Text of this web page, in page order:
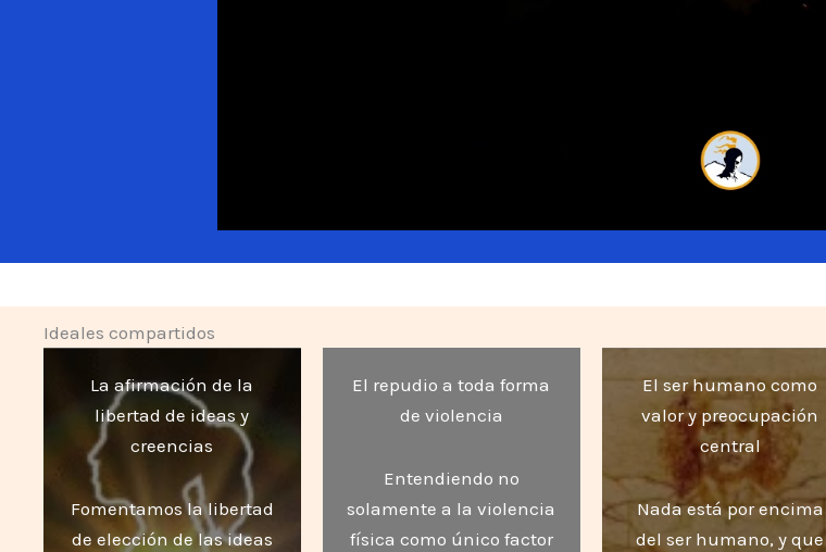
Ideales compartidos
La afirmación de la
libertad de ideas y
creencias
Fomentamos la libertad
de elección de las ideas
El repudio a toda forma
de violencia
Entendiendo no
solamente a la violencia
física como único factor
El ser humano como
valor y preocupación
central
Nada está por encima
del ser humano, y que